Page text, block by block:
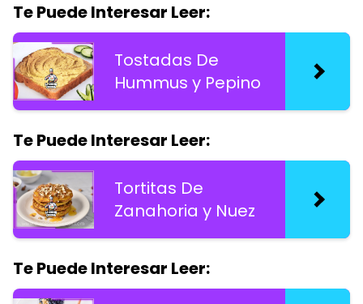
Te Puede Interesar Leer:
Tostadas De
Hummus y Pepino
Te Puede Interesar Leer:
Tortitas De
Zanahoria y Nuez
Te Puede Interesar Leer: